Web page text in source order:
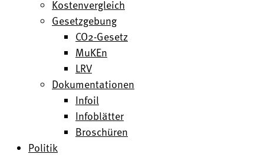
Kostenvergleich
Gesetzgebung
CO2-Gesetz
MuKEn
LRV
Dokumentationen
Infoil
Infoblätter
Broschüren
Politik